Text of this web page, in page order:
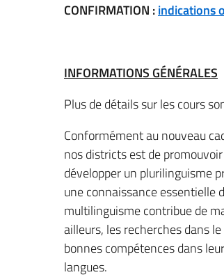
CONFIRMATION :indications
INFORMATIONS GÉNÉRALES
Plus de détails sur les cours
Conformément au nouveau
nos districts est de
développer un plurilinguisme
une connaissance essentielle
multilinguisme contribue de
ailleurs, les recherches dans
bonnes compétences dans
langues.